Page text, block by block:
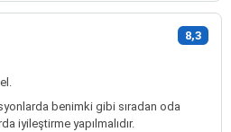
8,3
benimki gibi sıradan oda
iyileştirme yapılmalıdır.